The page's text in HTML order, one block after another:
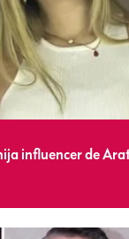
influencer de